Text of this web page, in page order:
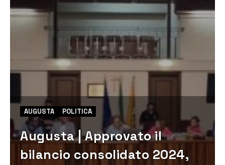
AUGUSTA POLITICA
Augusta | Approvato il
bilancio consolidato 2024,